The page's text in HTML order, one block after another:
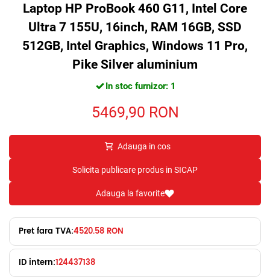
Laptop HP ProBook 460 G11, Intel Core
Ultra 7 155U, 16inch, RAM 16GB, SSD
512GB, Intel Graphics, Windows 11 Pro,
Pike Silver aluminium
In stoc furnizor: 1
5469,90 RON
Adauga in cos
Solicita publicare produs in SICAP
Adauga la favorite
Pret fara TVA:4520.58 RON
ID intern:124437138